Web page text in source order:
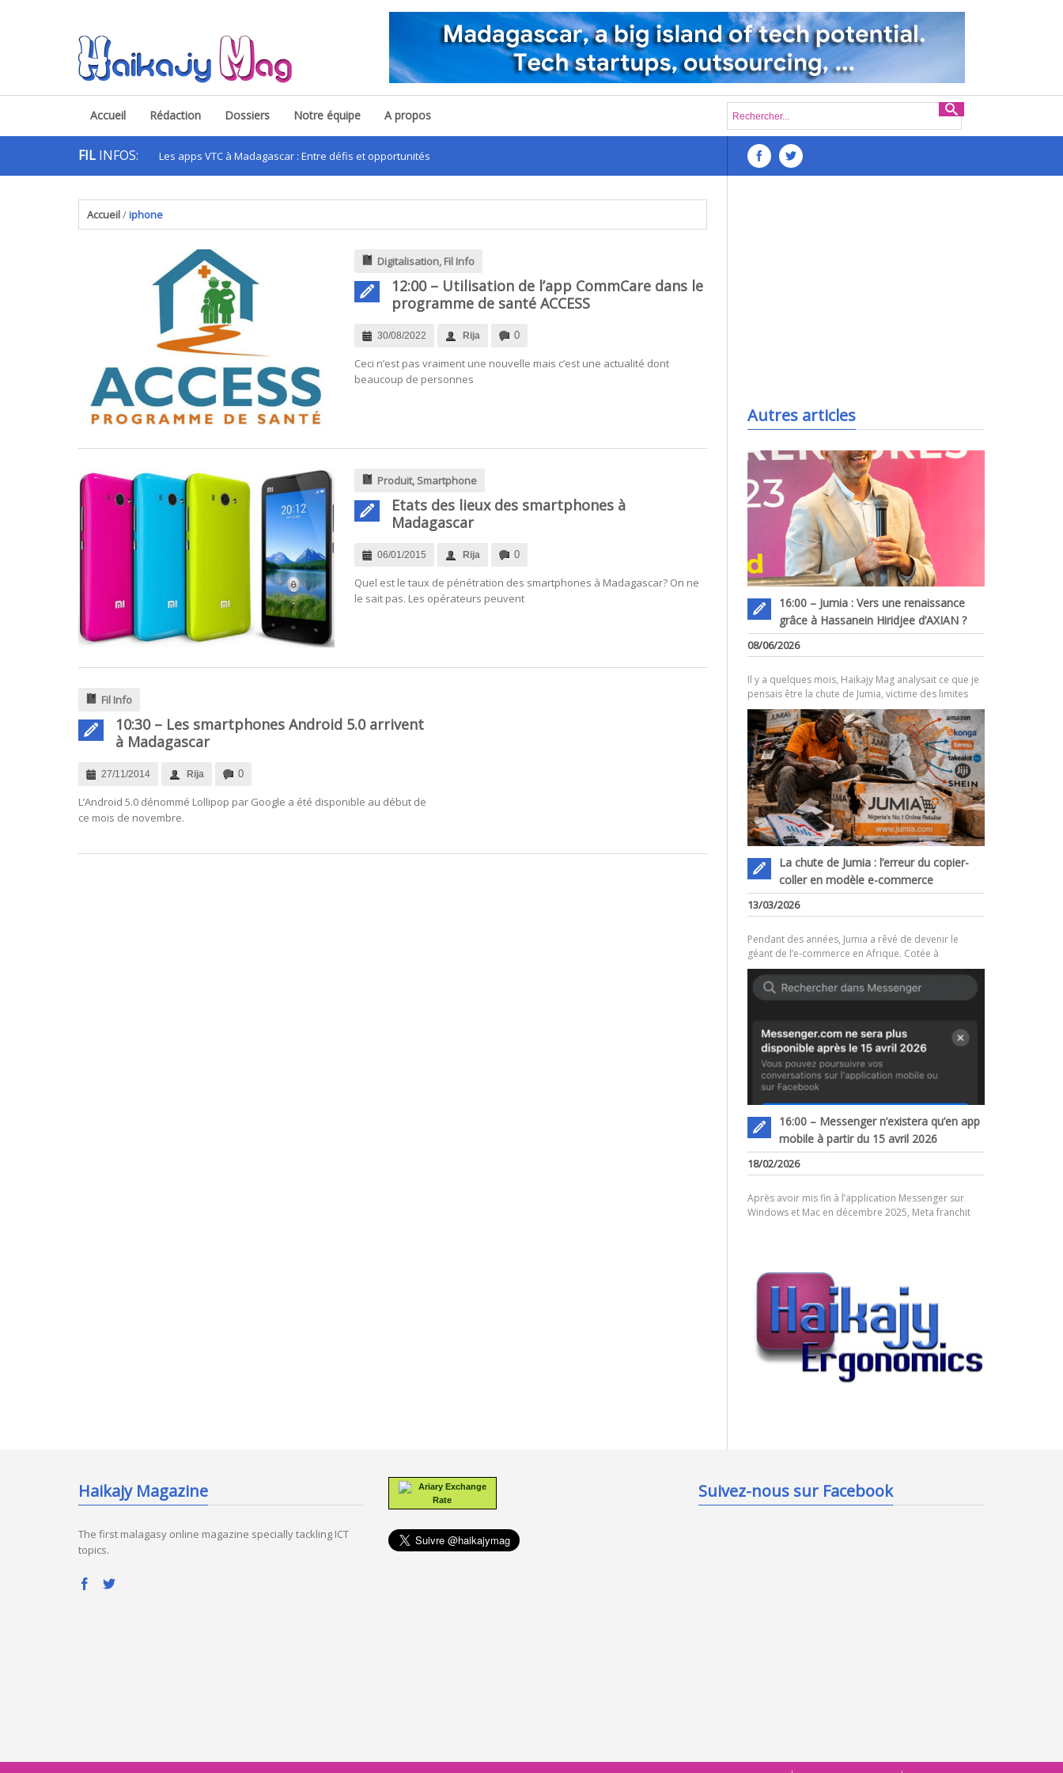
Accueil Rédaction Dossiers Notre équipe A propos
FIL INFOS:Les apps VTC à Madagascar : Entre défis et opportunités
Accueil/iphone
Digitalisation, Fil Info
12:00 – Utilisation de l’app CommCare dans le
programme de santé ACCESS
30/08/2022 Rija 0
Ceci n’est pas vraiment une nouvelle mais c’est une actualité dont
beaucoup de personnes
.
Produit, Smartphone
Etats des lieux des smartphones à
Madagascar
06/01/2015 Rija 0
Quel est le taux de pénétration des smartphones à Madagascar? On ne
le sait pas. Les opérateurs peuvent
Fil Info
10:30 – Les smartphones Android 5.0 arrivent
à Madagascar
27/11/2014 Rija 0
L’Android 5.0 dénommé Lollipop par Google a été disponible au début de
ce mois de novembre.
Autres articles
16:00 – Jumia : Vers une renaissance
grâce à Hassanein Hiridjee d’AXIAN ?
08/06/2026
Il y a quelques mois, Haikajy Mag analysait ce que je
pensais être la chute de Jumia, victime des limites
La chute de Jumia : l’erreur du copier-
coller en modèle e-commerce
13/03/2026
Pendant des années, Jumia a rêvé de devenir le
géant de l’e-commerce en Afrique. Cotée à
16:00 – Messenger n’existera qu’en app
mobile à partir du 15 avril 2026
18/02/2026
Après avoir mis fin à l’application Messenger sur
Windows et Mac en décembre 2025, Meta franchit
Haikajy Magazine
The first malagasy online magazine specially tackling ICT
topics.
Ariary Exchange
Rate
Suivez-nous sur Facebook